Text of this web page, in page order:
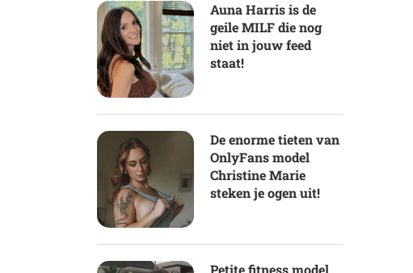
Auna Harris is de
geile MILF die nog
niet in jouw feed
staat!
De enorme tieten van
OnlyFans model
Christine Marie
steken je ogen uit!
Petite fitness model